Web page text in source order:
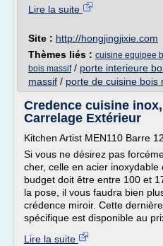
Lire la suite
Site : http://hongjingjixie.com
Thèmes liés : cuisine equipee
bois massif/ porte interieure
massif / porte de cuisine bois
Credence cuisine
Carrelage Extérieur
Kitchen Artist MEN110 Barre
Si vous ne désirez pas
cher, celle en acier
budget doit être entre 100 et
la pose, il vous faudra bien
crédence miroir. Cette
spécifique est disponible au
Lire la suite